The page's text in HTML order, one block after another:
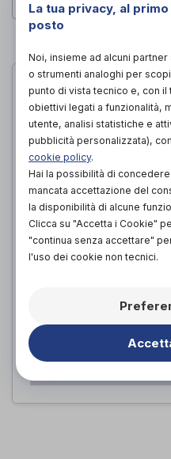
Cerca per marca
PROVA E ACQUISTA
La tua privacy, al primo
posto
Noi, insieme ad alcuni
o strumenti analoghi per
punto di vista tecnico e, con
obiettivi legati a funzionalità,
utente, analisi statistiche e
pubblicità personalizzata),
cookie policy.
Hai la possibilità di
mancata accettazione del
la disponibilità di alcune
Clicca su "Accetta i Cookie"
"continua senza accettare"
l'uso dei cookie non tecnici.